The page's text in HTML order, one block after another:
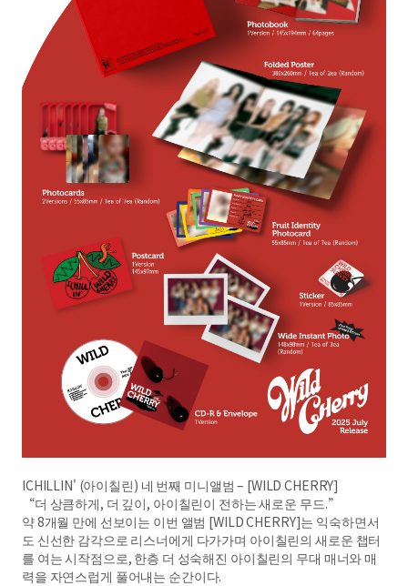
ICHILLIN' (아이칠린) 네 번째 미니앨범 – [WILD CHERRY]
“더 상큼하게, 더 깊이, 아이칠린이 전하는 새로운 무드.”
약 8개월 만에 선보이는 이번 앨범 [WILD CHERRY]는 익숙하면서
도 신선한 감각으로 리스너에게 다가가며 아이칠린의 새로운 챕터
를 여는 시작점으로, 한층 더 성숙해진 아이칠린의 무대 매너와 매
력을 자연스럽게 풀어내는 순간이다.